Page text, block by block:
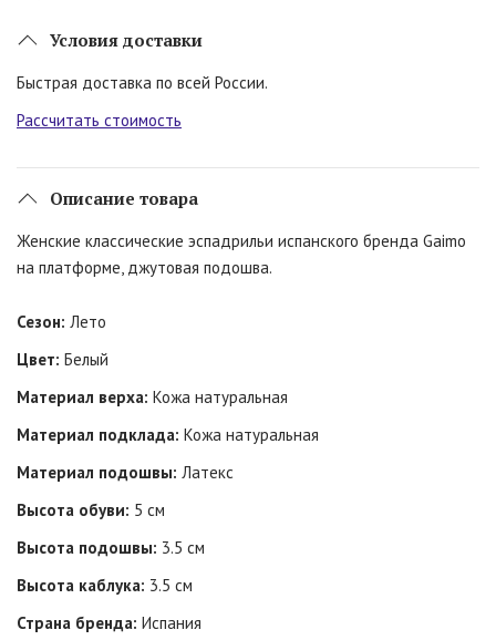
Условия доставки
Быстрая доставка по всей России.
Рассчитать стоимость
Описание товара
Женские классические эспадрильи испанского бренда Gaimo
на платформе, джутовая подошва.
Сезон: Лето
Цвет: Белый
Материал верха: Кожа натуральная
Материал подклада: Кожа натуральная
Материал подошвы: Латекс
Высота обуви: 5 см
Высота подошвы: 3.5 см
Высота каблука: 3.5 см
Страна бренда: Испания